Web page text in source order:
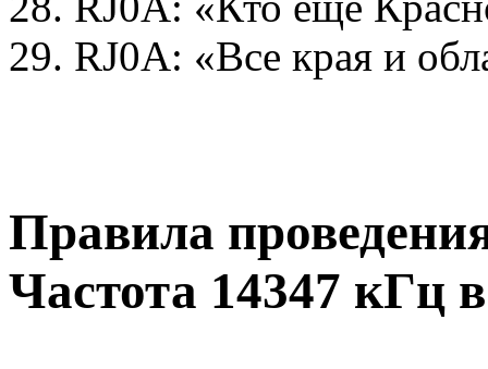
29. RJ0A: «Все края и
Правила
Частота 14347 кГц